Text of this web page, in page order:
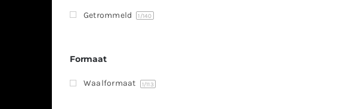
Getrommeld 1 /140
Formaat
Waalformaat 1/113